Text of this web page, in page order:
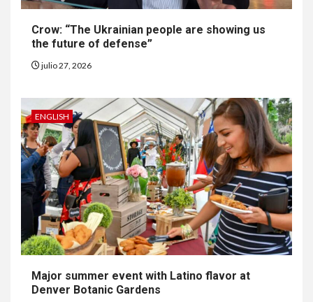
Crow: “The Ukrainian people are showing us
the future of defense”
julio 27, 2026
ENGLISH
Major summer event with Latino flavor at
Denver Botanic Gardens
7
8 • ESTADOS UNIDOS HOGAR Y SALUD
NOTICIAS
EE. UU. reporta sus primeras
dos muertes por Cyclospora
en Michigan
9
• ESTADOS UNIDOS HOGAR Y SALUD
NOTICIAS
Más casos de sarampión en
EEUU este año que en 2025